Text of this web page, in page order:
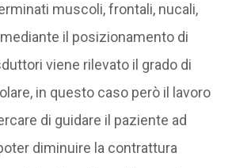
muscoli, frontali, nucali,
il posizionamento di
viene rilevato il grado di
in questo caso però il lavoro
di guidare il paziente ad
diminuire la contrattura